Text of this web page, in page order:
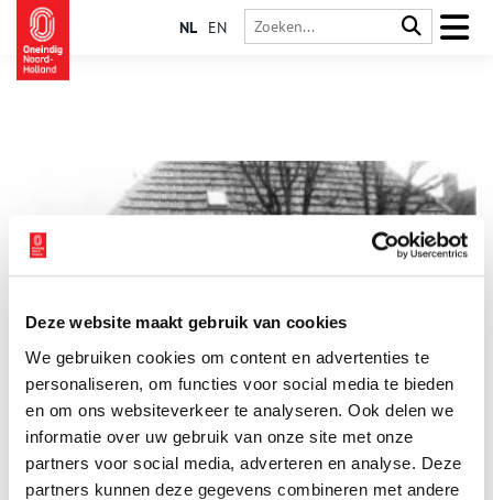
Deze website maakt gebruik van cookies
We gebruiken cookies om content en advertenties te
personaliseren, om functies voor social media te bieden
en om ons websiteverkeer te analyseren. Ook delen we
informatie over uw gebruik van onze site met onze
partners voor social media, adverteren en analyse. Deze
partners kunnen deze gegevens combineren met andere
NL EN
In Noord-Holland wemelt het van de dorpen en elk dorp had
vroeger ook nog eens zijn eigen nering. Na de Tweede
Wereldoorlog veranderde dat in rap tempo. De dorpelingen
werden mobieler, de supermarkten kwamen op en in de loop
van de jaren verdween de bedrijvigheid uit vele dorpen. Op
oudejaarsdag 1973 sluit de allerlaatste winkel van Driehuizen
de deuren: het winkeltje van tante Mar.